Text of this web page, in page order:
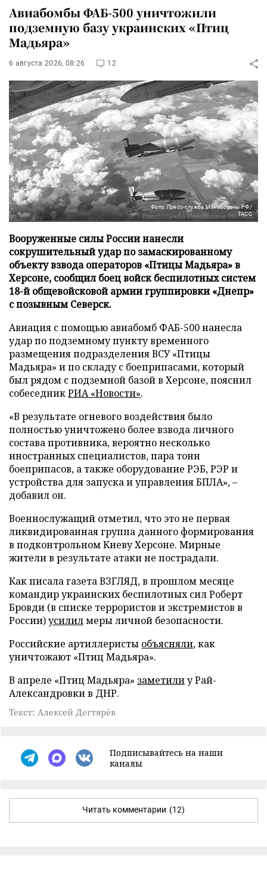
Авиабомбы ФАБ-500 уничтожили
подземную базу украинских «Птиц
Мадьяра»
6 августа 2026, 08:26 12
Фото: Пресс-служба Минобороны РФ/
ТАСС
Вооруженные силы России нанесли
сокрушительный удар по замаскированному
объекту взвода операторов «Птицы Мадьяра» в
Херсоне, сообщил боец войск беспилотных систем
18-й общевойсковой армии группировки «Днепр»
с позывным Северск.
Авиация с помощью авиабомб ФАБ-500 нанесла
удар по подземному пункту временного
размещения подразделения ВСУ «Птицы
Мадьяра» и по складу с боеприпасами, который
был рядом с подземной базой в Херсоне, пояснил
собеседникРИА «Новости».
«В результате огневого воздействия было
полностью уничтожено более взвода личного
состава противника, вероятно несколько
иностранных специалистов, пара тонн
боеприпасов, а также оборудование РЭБ, РЭР и
устройства для запуска и управления БПЛА», –
добавил он.
Военнослужащий отметил, что это не первая
ликвидированная группа данного формирования
в подконтрольном Киеву Херсоне. Мирные
жители в результате атаки не пострадали.
Как писала газета ВЗГЛЯД, в прошлом месяце
командир украинских беспилотных сил Роберт
Бровди (в списке террористов и экстремистов в
России)усилилмеры личной безопасности.
Российские артиллеристы объясняли, как
уничтожают «Птиц Мадьяра».
В апреле «Птиц Мадьяра» заметилиу Рай-
Александровки в ДНР.
Текст: Алексей Дегтярёв
Подписывайтесь на наши
каналы
Читать комментарии (12)